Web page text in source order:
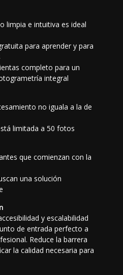
limpia e intuitiva es ideal
para aprender y para
completo para un
integral
no iguala a la de
limitada a 50 fotos
que comienzan con la
una solución
y escalabilidad
de entrada perfecto a
Reduce la barrera
la calidad necesaria para